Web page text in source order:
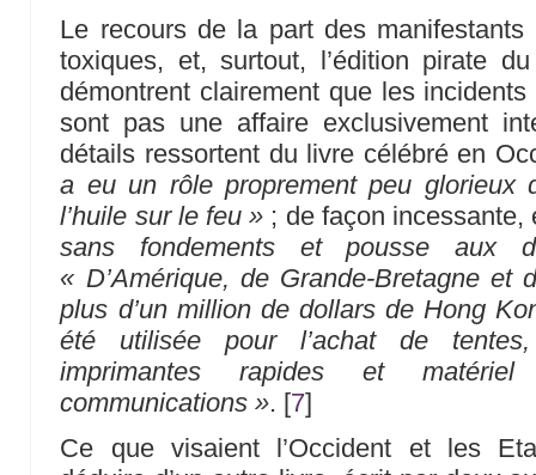
Le recours de la part des
toxiques, et, surtout, l’édition pirate
démontrent clairement que les
sont pas une affaire exclusivement
détails ressortent du livre célébré en
a eu un rôle proprement peu glorieux
l’huile sur le feu » ; de façon
sans fondements et pousse aux
« D’Amérique, de Grande-Bretagne et
plus d’un million de dollars de Hong
été utilisée pour l’achat de tentes,
imprimantes rapides et
communications ». [7]
Ce que visaient l’Occident et les